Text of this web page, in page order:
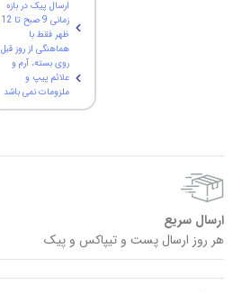
ارسال پیک در بازه
زمانی 9 صبح تا 12
ظهر فقط با
هماهنگی از روز قبل
روی بسته، آرم و
علائم پیپ و
ملزومات نمی باشد
ارسال سریع
هر روز ارسال پست و تیپاکس و پیک